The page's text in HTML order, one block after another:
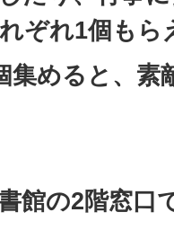
ぞれ1個もら
集めると、素
館の2階窓口